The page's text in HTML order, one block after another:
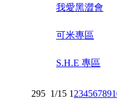
我愛黑澀會
可米專區
S.H.E 專區
295 1/15 1 23456789